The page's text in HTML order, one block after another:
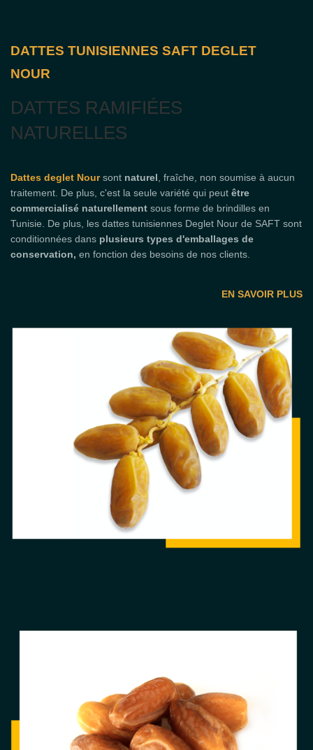
DATTES TUNISIENNES SAFT DEGLET
NOUR
DATTES RAMIFIÉES
NATURELLES
Dattes deglet Noursont naturel , fraîche, non soumise à aucun
traitement. De plus, c'est la seule variété qui peut être
commercialisé naturellement sous forme de brindilles en
Tunisie. De plus, les dattes tunisiennes Deglet Nour de SAFT sont
conditionnées dans plusieurs types d'emballages de
conservation, en fonction des besoins de nos clients.
EN SAVOIR PLUS